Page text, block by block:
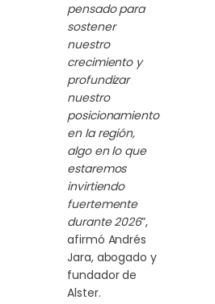
pensado para
sostener
nuestro
crecimiento y
profundizar
nuestro
posicionamiento
en la región,
algo en lo que
estaremos
invirtiendo
fuertemente
durante 2026”,
afirmó Andrés
Jara, abogado y
fundador de
Alster.